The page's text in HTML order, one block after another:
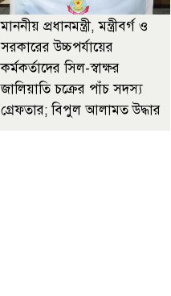
মাননীয় প্রধানমন্ত্রী, মন্ত্রীবর্গ ও
সরকারের উচ্চপর্যায়ের
কর্মকর্তাদের সিল-স্বাক্ষর
জালিয়াতি চক্রের পাঁচ সদস্য
গ্রেফতার; বিপুল আলামত উদ্ধার